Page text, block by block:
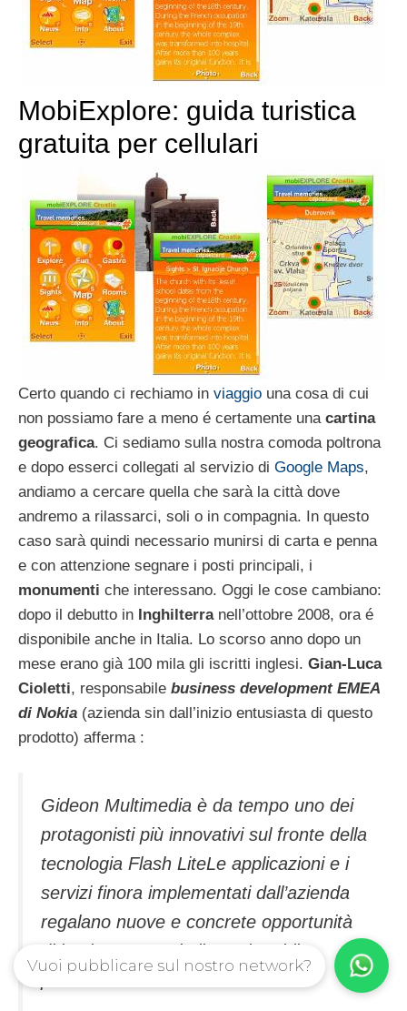
MobiExplore: guida turistica
gratuita per cellulari
Certo quando ci rechiamo in viaggio una cosa di cui
non possiamo fare a meno é certamente una cartina
geografica. Ci sediamo sulla nostra comoda poltrona
e dopo esserci collegati al servizio di Google Maps,
andiamo a cercare quella che sarà la città dove
andremo a rilassarci, soli o in compagnia. In questo
caso sarà quindi necessario munirsi di carta e penna
e con attenzione segnare i posti principali, i
monumenti che interessano. Oggi le cose cambiano:
dopo il debutto in Inghilterranell’ottobre 2008, ora é
disponibile anche in Italia. Lo scorso anno dopo un
mese erano già 100 mila gli iscritti inglesi. Gian-Luca
Cioletti, responsabile business development EMEA
di Nokia (azienda sin dall’inizio entusiasta di questo
prodotto) afferma :
Gideon Multimedia è da tempo uno dei
protagonisti più innovativi sul fronte della
tecnologia Flash LiteLe applicazioni e i
servizi finora implementati dall’azienda
regalano nuove e concrete opportunità
di business a tutti gli attori mobile
presenti sul mercato.
Vuoi pubblicare sul nostro network?